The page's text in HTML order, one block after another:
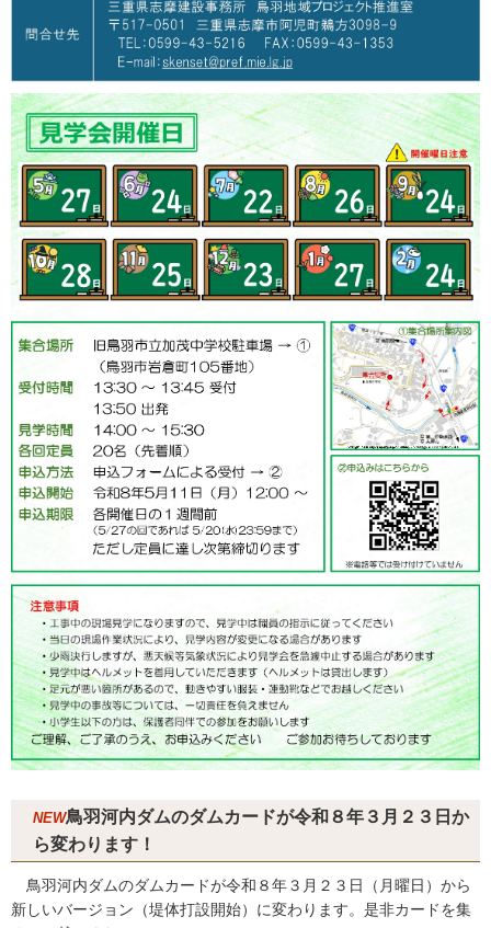
NEW鳥羽河内ダムのダムカードが令和８年３月２３日か
ら変わります！
鳥羽河内ダムのダムカードが令和８年３月２３日（月曜日）から
新しいバージョン（堤体打設開始）に変わります。是非カードを集